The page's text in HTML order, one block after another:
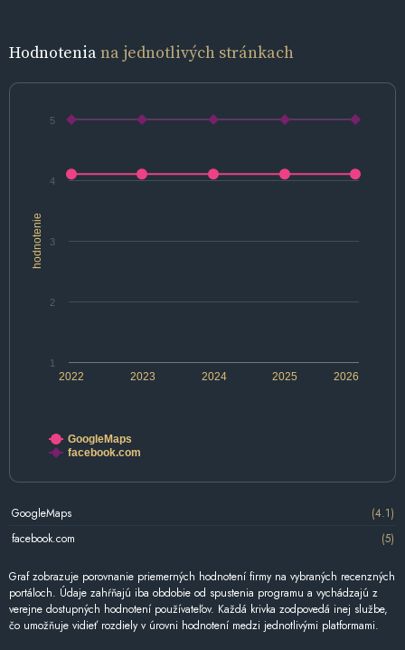
Hodnoteniana jednotlivých stránkach
hodnotenie
2022 2024 2026
2023 2025
1
2
3
4
5
GoogleMaps
facebook.com
GoogleMaps
(4.1)
facebook.com
(5)
Graf zobrazuje porovnanie priemerných hodnotení firmy na vybraných recenzných
portáloch. Údaje zahŕňajú iba obdobie od spustenia programu a vychádzajú z
verejne dostupných hodnotení používateľov. Každá krivka zodpovedá inej službe,
čo umožňuje vidieť rozdiely v úrovni hodnotení medzi jednotlivými platformami.